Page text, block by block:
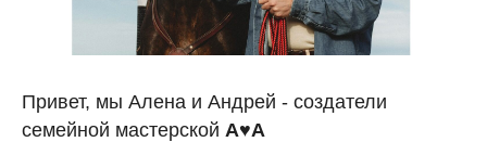
Привет, мы Алена и Андрей - создатели
семейной мастерской A♥A